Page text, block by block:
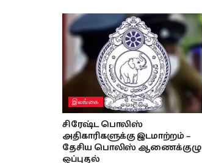
இலங்கை
சிரேஷ்ட பொலிஸ்
அதிகாரிகளுக்கு இடமாற்றம் –
தேசிய பொலிஸ் ஆணைக்குழு
ஒப்புதல்